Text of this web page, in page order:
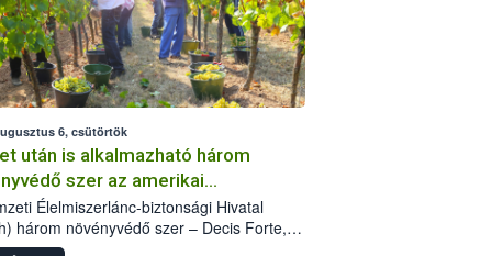
6, csütörtök
után is alkalmazható három
szer az amerikai
ellen
Élelmiszerlánc-biztonsági Hivatal
három növényvédő szer – Decis Forte,
24 EW, Oroganic – engedélyokiratát